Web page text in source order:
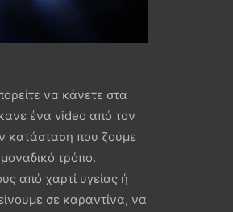
να κάνετε στα
ένα video από τον
κατάσταση που ζούμε
τρόπο.
από χαρτί υγείας ή
σε καραντίνα, να